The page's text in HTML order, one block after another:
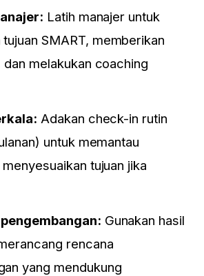
Latih manajer untuk
SMART, memberikan
dan melakukan coaching
Adakan check-in rutin
untuk memantau
tujuan jika
Gunakan hasil
rencana
yang mendukung